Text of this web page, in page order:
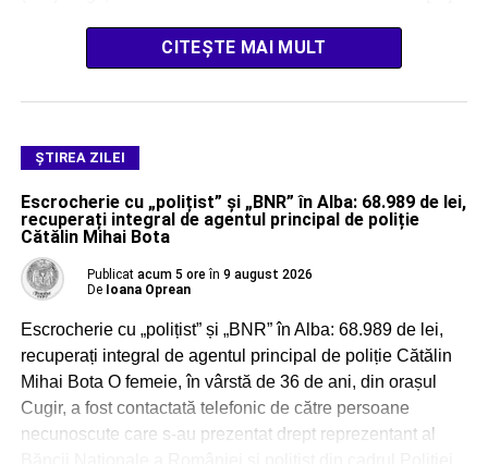
CITEȘTE MAI MULT
ŞTIREA ZILEI
Escrocherie cu „polițist” și „BNR” în Alba: 68.989 de lei,
recuperați integral de agentul principal de poliție
Cătălin Mihai Bota
Publicat acum 5 ore în 9 august 2026
De Ioana Oprean
Escrocherie cu „polițist” și „BNR” în Alba: 68.989 de lei,
recuperați integral de agentul principal de poliție Cătălin
Mihai Bota O femeie, în vârstă de 36 de ani, din orașul
Cugir, a fost contactată telefonic de către persoane
necunoscute care s-au prezentat drept reprezentant al